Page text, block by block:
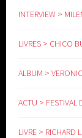
INTERVIEW >
LIVRES > CHICO
ALBUM >
ACTU > FESTIVAL
LIVRE > RICHARD